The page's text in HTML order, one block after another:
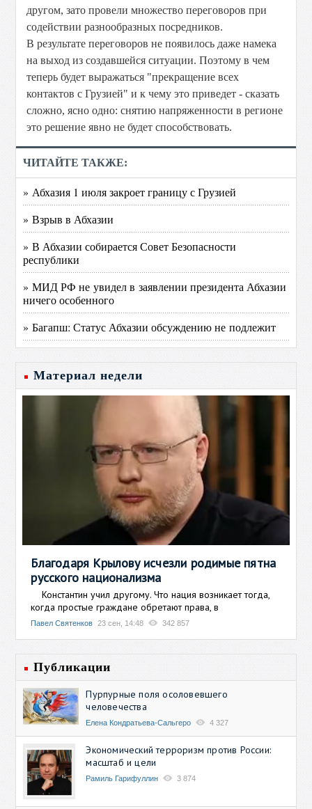
другом, зато провели множество переговоров при
содействии разнообразных посредников.
В результате переговоров не появилось даже намека
на выход из создавшейся ситуации. Поэтому в чем
теперь будет выражаться "прекращение всех
контактов с Грузией" и к чему это приведет - сказать
сложно, ясно одно: снятию напряженности в регионе
это решение явно не будет способствовать.
ЧИТАЙТЕ ТАКЖЕ:
» Абхазия 1 июля закроет границу с Грузией
» Взрыв в Абхазии
» В Абхазии собирается Совет Безопасности
республики
» МИД РФ не увидел в заявлении президента Абхазии
ничего особенного
» Багапш: Статус Абхазии обсуждению не подлежит
Материал недели
Благодаря Крылову исчезли родимые пятна
русского национализма
Константин учил другому. Что нация возникает тогда,
когда простые граждане обретают права, в
Павел Святенков 23 сен, 14:48 342 857
Публикации
Пурпурные поля осоловевшего
человечества
Елена Кондратьева-Сальгеро 4 327
Экономический терроризм против России:
масштаб и цели
Рамиль Гарифуллин 3 874